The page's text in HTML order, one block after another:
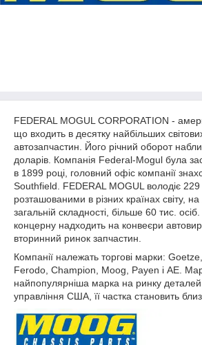
FEDERAL MOGUL CORPORATION -
що входить в десятку найбільших
автозапчастин. Його річний оборот
доларів. Компанія Federal-Mogul була
в 1899 році, головний офіс компанії
Southfield. FEDERAL MOGUL володіє 229
розташованими в різних країнах світу,
загальній складності, більше 60 тис. осіб.
концерну надходить на конвеєри
вторинний ринок запчастин.
Компанії належать торгові марки:
Ferodo, Champion, Moog, Payen і АЕ.
найпопулярніша марка на ринку деталей
управління США, її частка становить